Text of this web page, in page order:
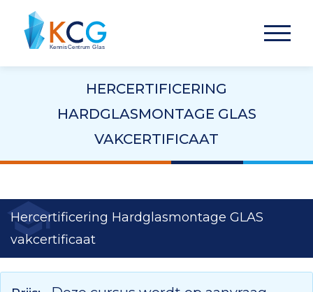
HERCERTIFICERING
HARDGLASMONTAGE GLAS
VAKCERTIFICAAT
Hercertificering Hardglasmontage GLAS
vakcertificaat